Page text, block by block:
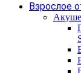
Взрослое